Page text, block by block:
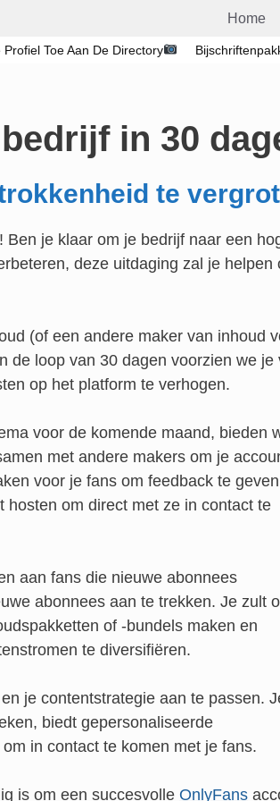
Home
Profiel Toe Aan De Directory
in 30
te
Ben je klaar om je bedrijf naar een
deze uitdaging zal je helpen
(of een andere maker van inhoud
de loop van 30 dagen voorzien we je
op het platform te verhogen.
voor de komende maand, bieden
met andere makers om je
voor je fans om feedback te
om direct met ze in contact te
aan fans die nieuwe abonnees
abonnees aan te trekken. Je zult
of -bundels maken en
te diversifiëren.
je contentstrategie aan te passen.
biedt gepersonaliseerde
in contact te komen met je fans.
is om een succesvolle OnlyFans